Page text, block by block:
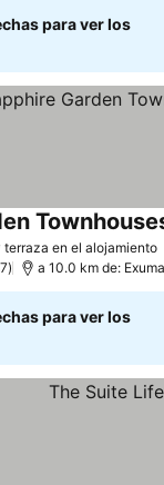
para ver los
terraza en el alojamiento
a 10.0 km de:
para ver los